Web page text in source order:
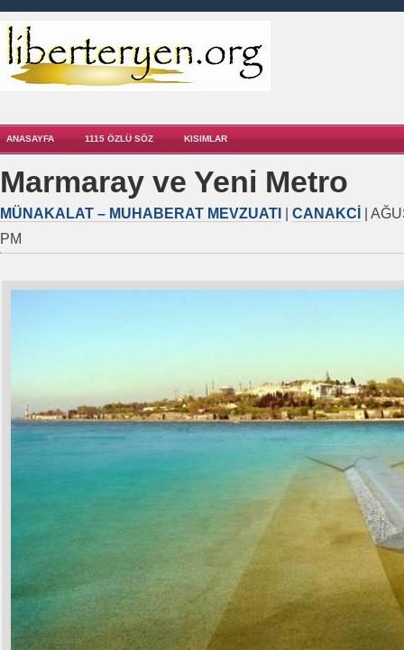
ANASAYFA 1115 ÖZLÜ SÖZ KISIMLAR
Marmaray ve Yeni Metro
MÜNAKALAT – MUHABERAT MEVZUATI CANAKCI
|
PM